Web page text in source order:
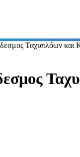
Ταχυπλόων και